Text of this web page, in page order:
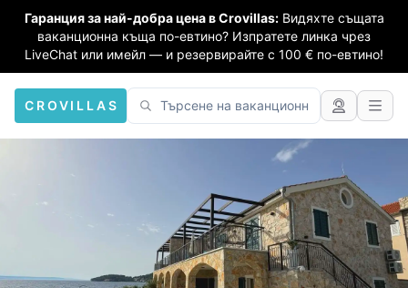
Гаранция за най-добра цена в Crovillas: Видяхте същата
ваканционна къща по-евтино? Изпратете линка чрез
LiveChat или имейл — и резервирайте с 100 € по-евтино!
CROVILLAS